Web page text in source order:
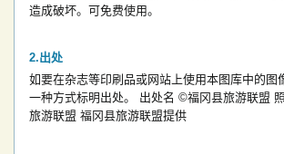
造成破坏。可免费使用。
出处
如要在杂志等印刷品或网站上使用本图库中的图
一种方式标明出处。
出处名 ©福冈县旅游联盟
旅游联盟 福冈县旅游联盟提供